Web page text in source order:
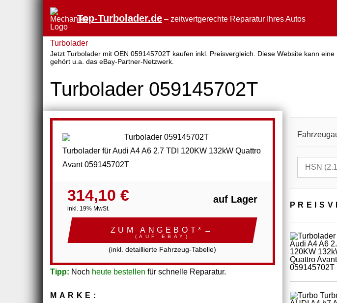
Top-Turbolader.de – zeitwertgerechte Reparatur Ihres Autos
Turbolader
Jetzt Turbolader mit OEN 059145702T kaufen inkl. Preisvergleich. Diese Website kann
gehört u.a. das eBay-Partner-Netzwerk.
Turbolader 059145702T
Turbolader für Audi A4 A6 2.7 TDI 120KW 132kW Quattro
Avant 059145702T
314,10 €
inkl. 19% MwSt.
auf Lager
ZUM ANGEBOT*→
(AUF EBAY)
(inkl. detaillierte Fahrzeug-Tabelle)
Tipp: Noch heute bestellen für schnelle Reparatur.
MARKE: